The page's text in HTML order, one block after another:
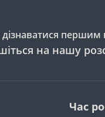
першим
на нашу
Час